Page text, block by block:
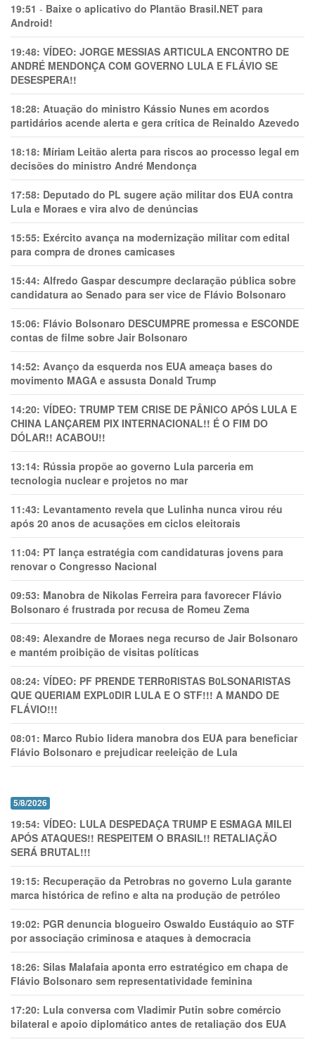
19:51 - Baixe o aplicativo do Plantão Brasil.NET para
Android!
19:48: VÍDEO: JORGE MESSIAS ARTICULA ENCONTRO DE
ANDRÉ MENDONÇA COM GOVERNO LULA E FLÁVIO SE
DESESPERA!!
18:28: Atuação do ministro Kássio Nunes em acordos
partidários acende alerta e gera crítica de Reinaldo Azevedo
18:18: Míriam Leitão alerta para riscos ao processo legal em
decisões do ministro André Mendonça
17:58: Deputado do PL sugere ação militar dos EUA contra
Lula e Moraes e vira alvo de denúncias
15:55: Exército avança na modernização militar com edital
para compra de drones camicases
15:44: Alfredo Gaspar descumpre declaração pública sobre
candidatura ao Senado para ser vice de Flávio Bolsonaro
15:06: Flávio Bolsonaro DESCUMPRE promessa e ESCONDE
contas de filme sobre Jair Bolsonaro
14:52: Avanço da esquerda nos EUA ameaça bases do
movimento MAGA e assusta Donald Trump
14:20: VÍDEO: TRUMP TEM CRlSE DE PÂNlCO APÓS LULA E
CHINA LANÇAREM PIX INTERNACIONAL!! É O FIM DO
DÓLAR!! ACABOU!!
13:14: Rússia propõe ao governo Lula parceria em
tecnologia nuclear e projetos no mar
11:43: Levantamento revela que Lulinha nunca virou réu
após 20 anos de acusações em ciclos eleitorais
11:04: PT lança estratégia com candidaturas jovens para
renovar o Congresso Nacional
09:53: Manobra de Nikolas Ferreira para favorecer Flávio
Bolsonaro é frustrada por recusa de Romeu Zema
08:49: Alexandre de Moraes nega recurso de Jair Bolsonaro
e mantém proibição de visitas políticas
08:24: VÍDEO: PF PRENDE TERR0RlSTAS B0LSONARlSTAS
QUE QUERIAM EXPL0DlR LULA E O STF!!! A MANDO DE
FLÁVIO!!!
08:01: Marco Rubio lidera manobra dos EUA para beneficiar
Flávio Bolsonaro e prejudicar reeleição de Lula
5/8/2026
19:54: VÍDEO: LULA DESPEDAÇA TRUMP E ESMAGA MILEI
APÓS ATAQUES!! RESPEITEM O BRASIL!! RETALIAÇÃO
SERÁ BRUTAL!!!
19:15: Recuperação da Petrobras no governo Lula garante
marca histórica de refino e alta na produção de petróleo
19:02: PGR denuncia blogueiro Oswaldo Eustáquio ao STF
por associação criminosa e ataques à democracia
18:26: Silas Malafaia aponta erro estratégico em chapa de
Flávio Bolsonaro sem representatividade feminina
17:20: Lula conversa com Vladimir Putin sobre comércio
bilateral e apoio diplomático antes de retaliação dos EUA